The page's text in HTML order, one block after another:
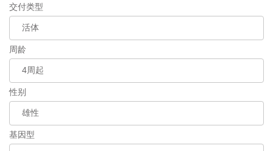
交付类型
周龄
性别
基因型